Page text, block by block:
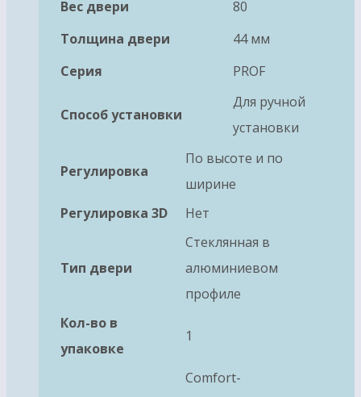
Вес двери
80
Толщина двери
44 мм
Серия
PROF
Способ установки
Для ручной
установки
Регулировка
По высоте и по
ширине
Регулировка 3D
Нет
Тип двери
Стеклянная в
алюминиевом
профиле
Кол-во в
упаковке
1
Comfort-